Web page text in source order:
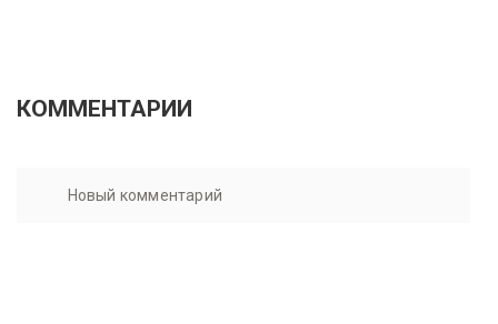
КОММЕНТАРИИ
Новый комментарий